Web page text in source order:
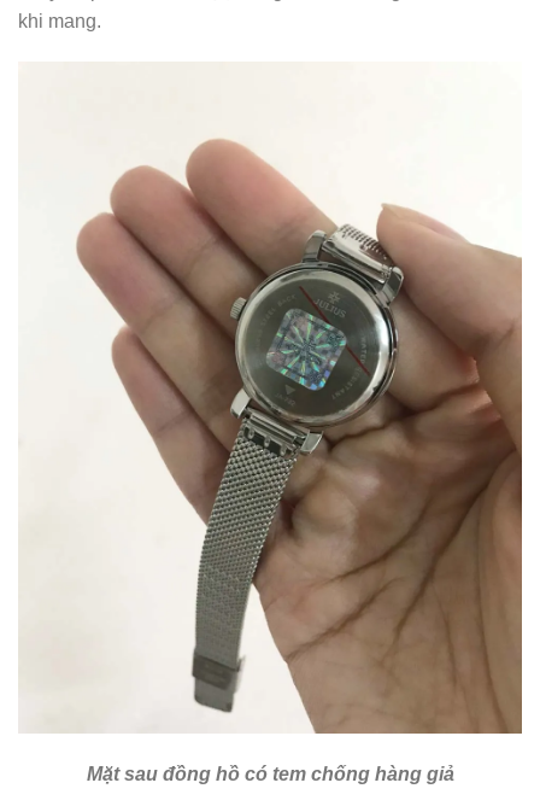
khi mang.
Mặt sau đồng hồ có tem chống hàng giả